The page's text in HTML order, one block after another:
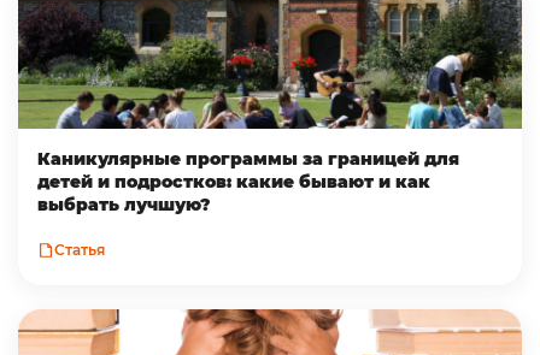
Каникулярные программы за границей для
детей и подростков: какие бывают и как
выбрать лучшую?
Статья